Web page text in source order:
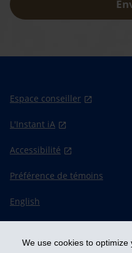
We use cookies to
Espace conseiller
L'Instant iA
Accessibilité
Préférence de témoins
English